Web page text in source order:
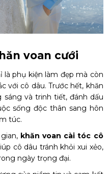
voan cưới
là phụ kiện làm đẹp mà còn
với cô dâu. Trước hết, khăn
và trinh tiết, đánh dấu
sống độc thân sang hôn
túc.
khăn voan cài tóc cô
cô dâu tránh khỏi xui xẻo,
ngày trọng đại.